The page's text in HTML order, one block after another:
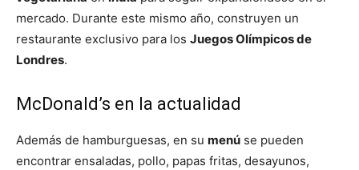
mercado. Durante este mismo año, construyen un
restaurante exclusivo para los Juegos Olímpicos de
Londres.
McDonald’s en la actualidad
Además de hamburguesas, en su menú se pueden
encontrar ensaladas, pollo, papas fritas, desayunos,